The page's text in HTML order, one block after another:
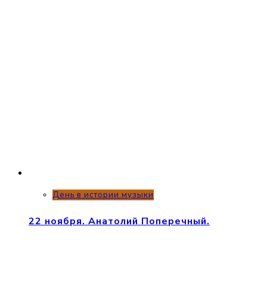
День в истории музыки
22 ноября. Анатолий Поперечный.